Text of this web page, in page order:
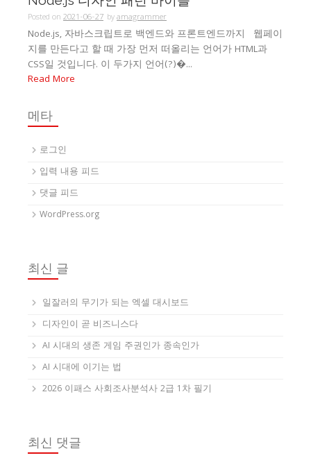
Posted on 2021-06-27 byamagrammer
Node.js, 자바스크립트로 백엔드와 프론트엔드까지 웹페이
지를 만든다고 할 때 가장 먼저 떠올리는 언어가 HTML과
CSS일 것입니다. 이 두가지 언어(?)�...
Read More
메타
로그인
입력 내용 피드
댓글 피드
WordPress.org
최신 글
일잘러의 무기가 되는 엑셀 대시보드
디자인이 곧 비즈니스다
AI 시대의 생존 게임 주권인가 종속인가
AI 시대에 이기는 법
2026 이패스 사회조사분석사 2급 1차 필기
최신 댓글